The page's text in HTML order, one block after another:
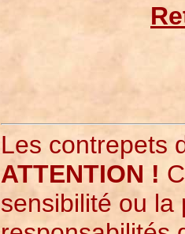
Les contrepets
ATTENTION !
sensibilité ou la